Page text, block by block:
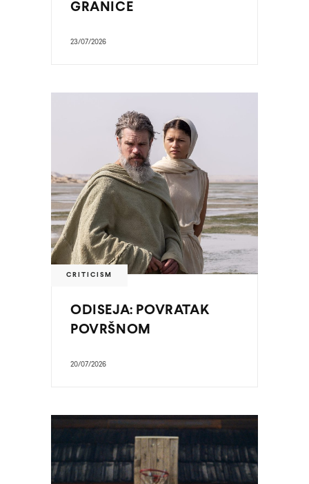
GRANICE
23/07/2026
CRITICISM
ODISEJA: POVRATAK
POVRŠNOM
20/07/2026